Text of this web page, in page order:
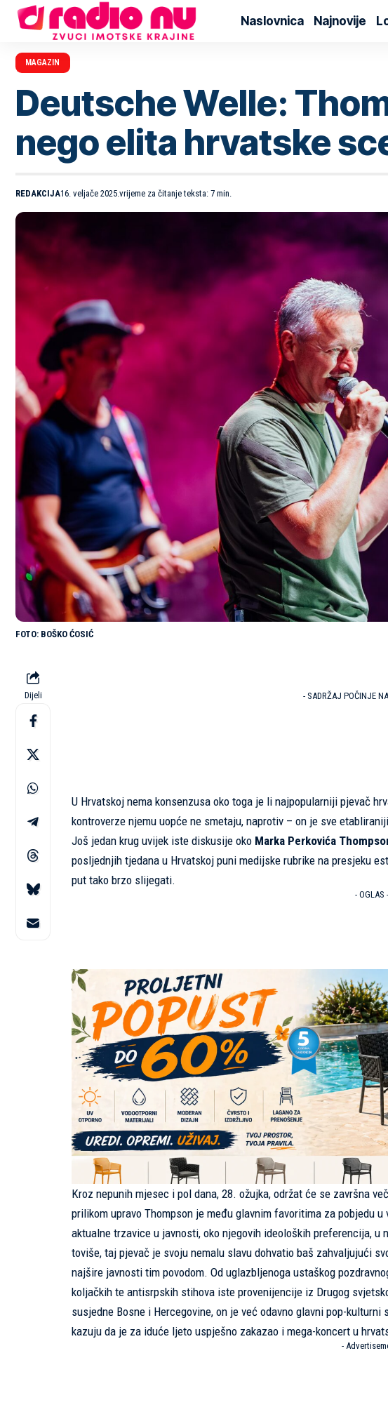
Naslovnica Najnovije
MAGAZIN
Deutsche Welle:
nego elita hrvatske
REDAKCIJA16. veljače 2025. vrijeme za čitanje teksta: 7 min.
BOŠKO ĆOSIĆ
Dijeli - SADRŽAJ POČINJE
U Hrvatskoj nema konsenzusa oko toga je li najpopularniji pjevač
kontroverze njemu uopće ne smetaju, naprotiv – on je sve
Još jedan krug uvijek iste diskusije oko Marka Perkovića
posljednjih tjedana u Hrvatskoj puni medijske rubrike na presjeku
put tako brzo slijegati.
- OGLAS -
Kroz nepunih mjesec i pol dana, 28. ožujka, održat će se završna
prilikom upravo Thompson je među glavnim favoritima za pobjedu
aktualne trzavice u javnosti, oko njegovih ideoloških preferencija, u
toviše, taj pjevač je svoju nemalu slavu dohvatio baš zahvaljujući
najšire javnosti tim povodom. Od uglazbljenoga ustaškog
koljačkih te antisrpskih stihova iste provenijencije iz Drugog
susjedne Bosne i Hercegovine, on je već odavno glavni pop-
kazuju da je za iduće ljeto uspješno zakazao i mega-koncert u
-